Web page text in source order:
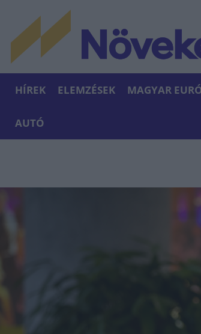
HÍREK ELEMZÉSEK MAGYAR
AUTÓ